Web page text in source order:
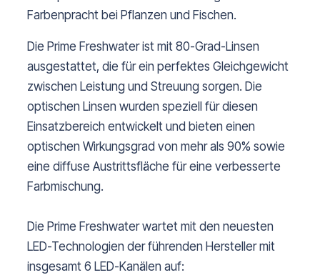
Farbenpracht bei Pflanzen und Fischen.
Die Prime Freshwater ist mit 80-Grad-Linsen
ausgestattet, die für ein perfektes Gleichgewicht
zwischen Leistung und Streuung sorgen. Die
optischen Linsen wurden speziell für diesen
Einsatzbereich entwickelt und bieten einen
optischen Wirkungsgrad von mehr als 90% sowie
eine diffuse Austrittsfläche für eine verbesserte
Farbmischung.
Die Prime Freshwater wartet mit den neuesten
LED-Technologien der führenden Hersteller mit
insgesamt 6 LED-Kanälen auf: